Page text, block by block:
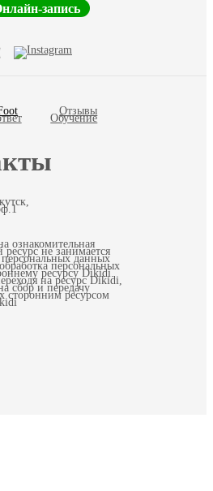
запись
Отзывы
Обучение
ознакомительная
не занимается
данных
персональных
ресурсу Dikidi.
на ресурс Dikidi,
сбор и передачу
сторонним ресурсом